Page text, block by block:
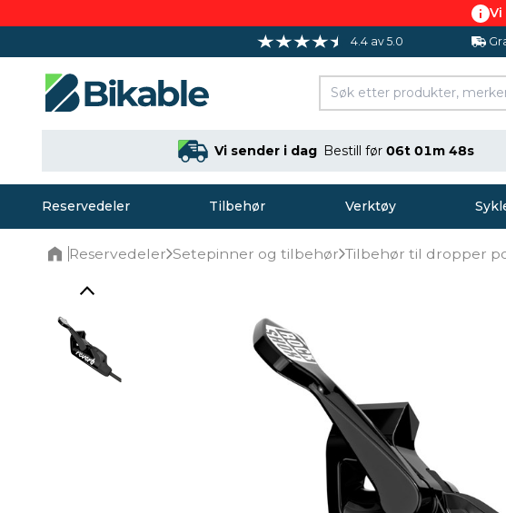
Vi
4.4 av 5.0
Vi sender i dag Bestill før 06t 01m 47s
Reservedeler Tilbehør Verktøy
Reservedeler Setepinner og tilbehør Tilbehør til dropper